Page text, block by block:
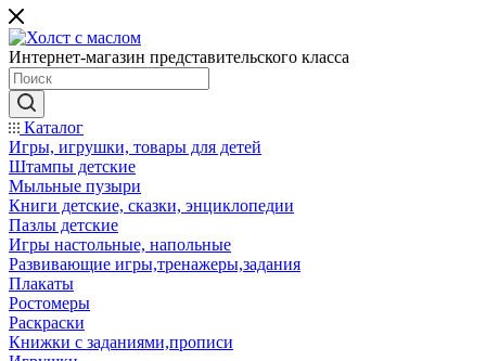
Интернет-магазин представительского класса
Каталог
Игры, игрушки, товары для детей
Штампы детские
Мыльные пузыри
Книги детские, сказки, энциклопедии
Пазлы детские
Игры настольные, напольные
Развивающие игры,тренажеры,задания
Плакаты
Ростомеры
Раскраски
Книжки с заданиями,прописи